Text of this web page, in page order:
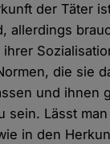
der Täter
allerdings
ihrer
die sie
und ihnen
sein. Lässt
in den